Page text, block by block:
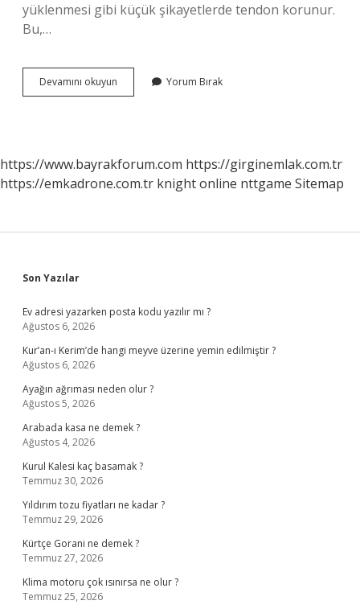
yüklenmesi gibi küçük şikayetlerde tendon korunur.
Bu,…
Devamını okuyun
Kopması
Yorum Bırak
https://www.bayrakforum.com https://girginemlak.com.tr
https://emkadrone.com.tr knight online nttgame Sitemap
Sidebar
Son Yazılar
Ev adresi yazarken posta kodu yazılır mı ?
Ağustos 6, 2026
Kur’an-ı Kerim’de hangi meyve üzerine yemin edilmiştir ?
Ağustos 6, 2026
Ayağın ağrıması neden olur ?
Ağustos 5, 2026
Arabada kasa ne demek ?
Ağustos 4, 2026
Kurul Kalesi kaç basamak ?
Temmuz 30, 2026
Yıldırım tozu fiyatları ne kadar ?
Temmuz 29, 2026
Kürtçe Gorani ne demek ?
Temmuz 27, 2026
Klima motoru çok ısınırsa ne olur ?
Temmuz 25, 2026